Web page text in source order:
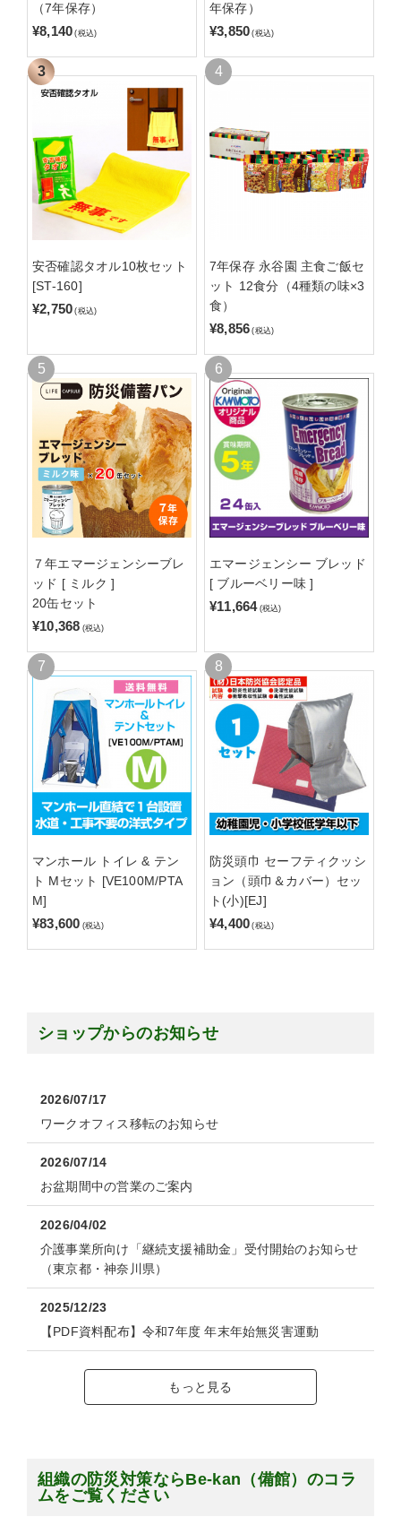
（7年保存）
¥8,140 (税込)
年保存）
¥3,850 (税込)
安否確認タオル10枚セット
[ST-160]
¥2,750 (税込)
7年保存 永谷園 主食ご飯セ
ット 12食分（4種類の味×3
食）
¥8,856 (税込)
７年エマージェンシーブレ
ッド [ ミルク ]
20缶セット
¥10,368 (税込)
エマージェンシー ブレッド
[ ブルーベリー味 ]
¥11,664 (税込)
マンホール トイレ & テン
ト Mセット [VE100M/PTA
M]
¥83,600 (税込)
防災頭巾 セーフティクッシ
ョン（頭巾＆カバー）セッ
ト(小)[EJ]
¥4,400 (税込)
ショップからのお知らせ
2026/07/17
ワークオフィス移転のお知らせ
2026/07/14
お盆期間中の営業のご案内
2026/04/02
介護事業所向け「継続支援補助金」受付開始のお知らせ
（東京都・神奈川県）
2025/12/23
【PDF資料配布】令和7年度 年末年始無災害運動
もっと見る
組織の防災対策ならBe-kan（備館）のコラ
ムをご覧ください